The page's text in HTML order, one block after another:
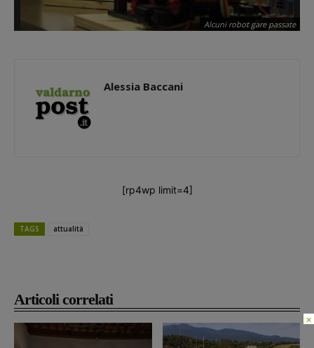
Articoli correlati
Alcuni robot gare passate
Alessia Baccani
[rp4wp limit=4]
TAGS attualità
×